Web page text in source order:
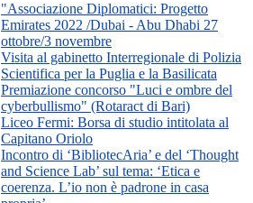
"Associazione Diplomatici: Progetto
Emirates 2022 /Dubai - Abu Dhabi 27
ottobre/3 novembre
Visita al gabinetto Interregionale di Polizia
Scientifica per la Puglia e la Basilicata
Premiazione concorso "Luci e ombre del
cyberbullismo" (Rotaract di Bari)
Liceo Fermi: Borsa di studio intitolata al
Capitano Oriolo
Incontro di ‘BibliotecAria’ e del ‘Thought
and Science Lab’ sul tema: ‘Etica e
coerenza. L’io non è padrone in casa